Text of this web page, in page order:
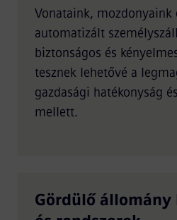
Vonataink, mozdonyaink
automatizált
biztonságos és
tesznek lehetővé a
gazdasági hatékonyság
mellett.
Gördülő állomány